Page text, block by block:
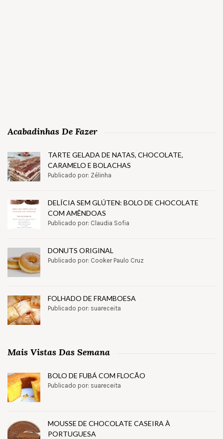
Acabadinhas De Fazer
TARTE GELADA DE NATAS, CHOCOLATE,
CARAMELO E BOLACHAS
Publicado por: Zélinha
DELÍCIA SEM GLÚTEN: BOLO DE CHOCOLATE
COM AMÊNDOAS
Publicado por: Claudia Sofia
DONUTS ORIGINAL
Publicado por: Cooker Paulo Cruz
FOLHADO DE FRAMBOESA
Publicado por: suareceita
Mais Vistas Das Semana
BOLO DE FUBÁ COM FLOCÃO
Publicado por: suareceita
MOUSSE DE CHOCOLATE CASEIRA À
PORTUGUESA